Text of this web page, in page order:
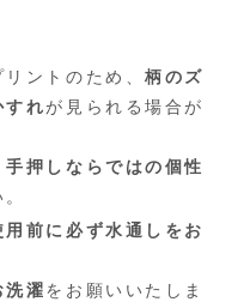
リントのため、柄のズ
すれが見られる場合が
手押しならではの個性
用前に必ず水通しをお
洗濯をお願いいたしま